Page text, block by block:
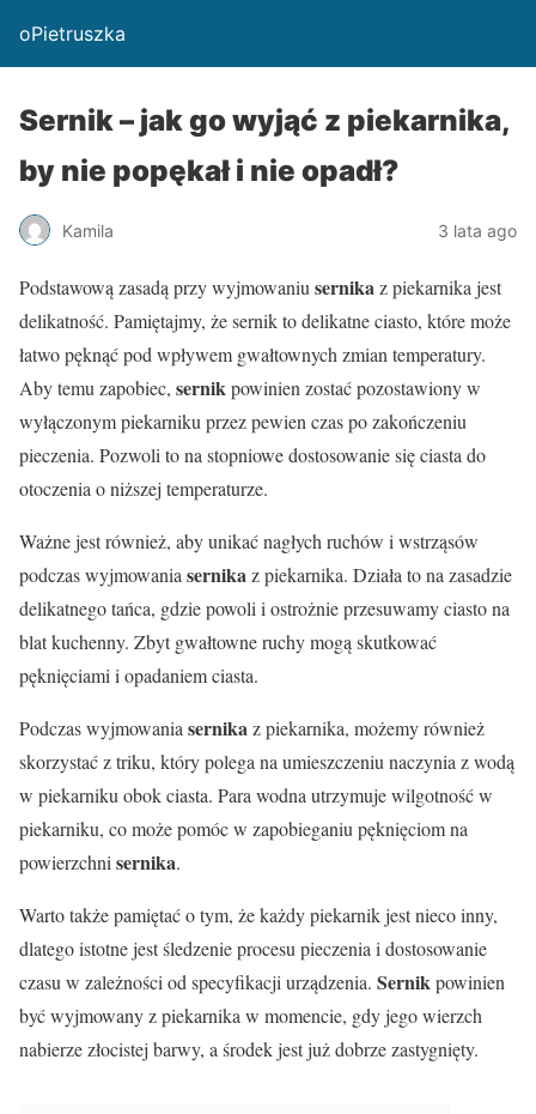
oPietruszka
Sernik – jak go wyjąć z piekarnika,
by nie popękał i nie opadł?
Kamila 3 lata ago
Podstawową zasadą przy wyjmowaniu sernikaz piekarnika jest
delikatność. Pamiętajmy, że sernik to delikatne ciasto, które może
łatwo pęknąć pod wpływem gwałtownych zmian temperatury.
Aby temu zapobiec, sernikpowinien zostać pozostawiony w
wyłączonym piekarniku przez pewien czas po zakończeniu
pieczenia. Pozwoli to na stopniowe dostosowanie się ciasta do
otoczenia o niższej temperaturze.
Ważne jest również, aby unikać nagłych ruchów i wstrząsów
podczas wyjmowania sernikaz piekarnika. Działa to na zasadzie
delikatnego tańca, gdzie powoli i ostrożnie przesuwamy ciasto na
blat kuchenny. Zbyt gwałtowne ruchy mogą skutkować
pęknięciami i opadaniem ciasta.
Podczas wyjmowania sernikaz piekarnika, możemy również
skorzystać z triku, który polega na umieszczeniu naczynia z wodą
w piekarniku obok ciasta. Para wodna utrzymuje wilgotność w
piekarniku, co może pomóc w zapobieganiu pęknięciom na
powierzchni sernika.
Warto także pamiętać o tym, że każdy piekarnik jest nieco inny,
dlatego istotne jest śledzenie procesu pieczenia i dostosowanie
czasu w zależności od specyfikacji urządzenia. Sernikpowinien
być wyjmowany z piekarnika w momencie, gdy jego wierzch
nabierze złocistej barwy, a środek jest już dobrze zastygnięty.